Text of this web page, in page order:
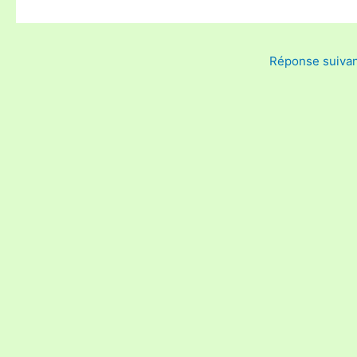
Réponse